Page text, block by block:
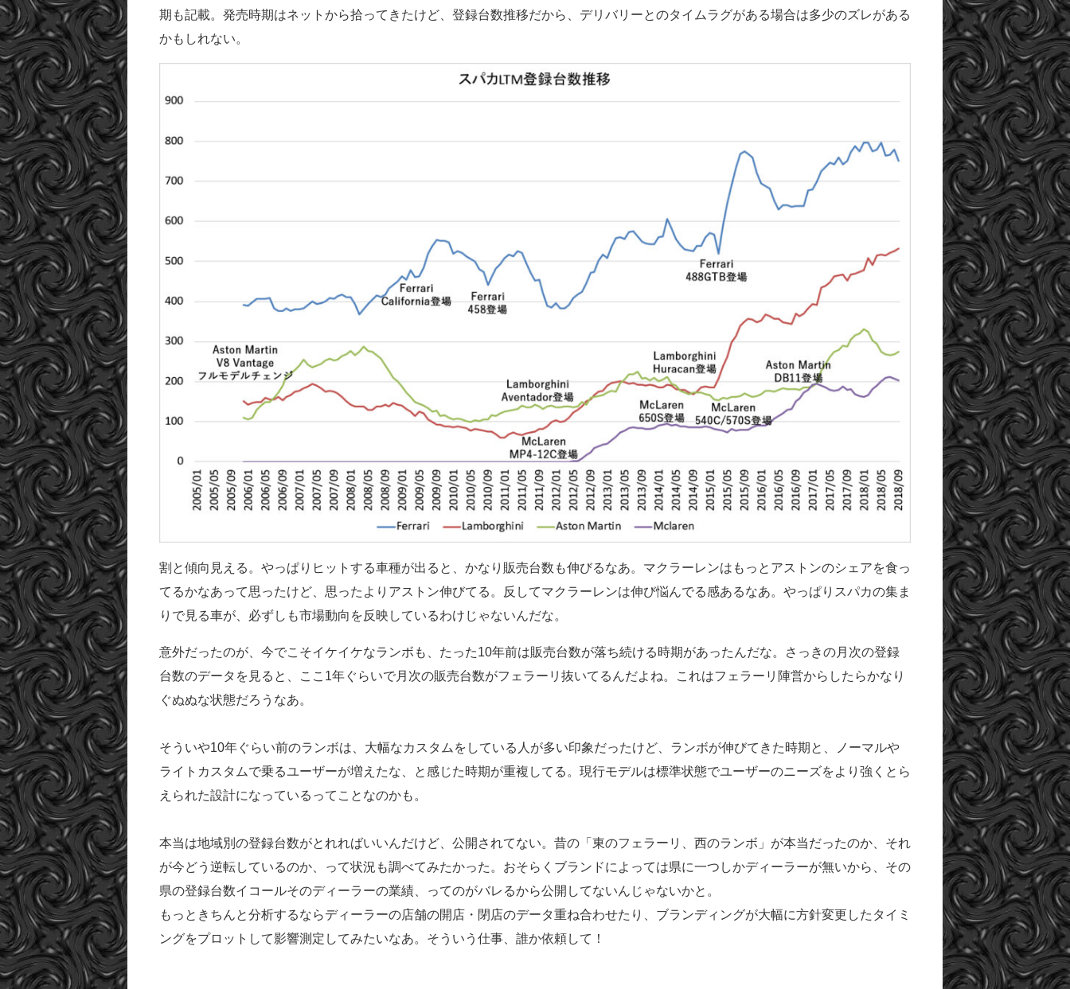
期も記載。発売時期はネットから拾ってきたけど、登録台数推移だから、デリバリーとのタイムラグがある場合は多少のズレがある
かもしれない。
割と傾向見える。やっぱりヒットする車種が出ると、かなり販売台数も伸びるなあ。マクラーレンはもっとアストンのシェアを食っ
てるかなあって思ったけど、思ったよりアストン伸びてる。反してマクラーレンは伸び悩んでる感あるなあ。やっぱりスパカの集ま
りで見る車が、必ずしも市場動向を反映しているわけじゃないんだな。
意外だったのが、今でこそイケイケなランボも、たった10年前は販売台数が落ち続ける時期があったんだな。さっきの月次の登録
台数のデータを見ると、ここ1年ぐらいで月次の販売台数がフェラーリ抜いてるんだよね。これはフェラーリ陣営からしたらかなり
ぐぬぬな状態だろうなあ。
そういや10年ぐらい前のランボは、大幅なカスタムをしている人が多い印象だったけど、ランボが伸びてきた時期と、ノーマルや
ライトカスタムで乗るユーザーが増えたな、と感じた時期が重複してる。現行モデルは標準状態でユーザーのニーズをより強くとら
えられた設計になっているってことなのかも。
本当は地域別の登録台数がとれればいいんだけど、公開されてない。昔の「東のフェラーリ、西のランボ」が本当だったのか、それ
が今どう逆転しているのか、って状況も調べてみたかった。おそらくブランドによっては県に一つしかディーラーが無いから、その
県の登録台数イコールそのディーラーの業績、ってのがバレるから公開してないんじゃないかと。
もっときちんと分析するならディーラーの店舗の開店・閉店のデータ重ね合わせたり、ブランディングが大幅に方針変更したタイミ
ングをプロットして影響測定してみたいなあ。そういう仕事、誰か依頼して！